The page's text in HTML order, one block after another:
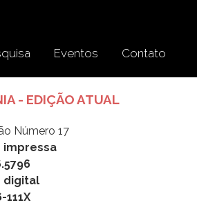
Eventos Contato
- EDIÇÃO ATUAL
Número 17
impressa
digital
111X